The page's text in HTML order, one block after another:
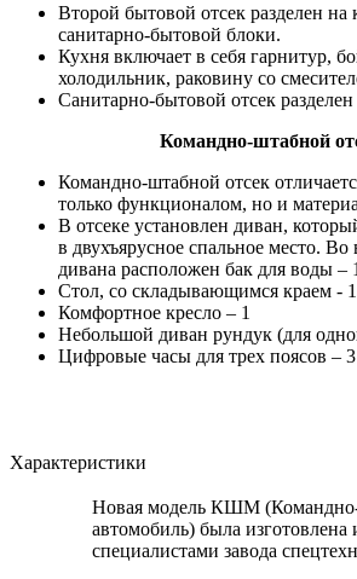
Второй бытовой отсек разделен
санитарно-бытовой блоки.
Кухня включает в себя гарнитур,
холодильник, раковину со
Санитарно-бытовой отсек
Командно-штабной
Командно-штабной отсек
только функционалом, но и
В отсеке установлен диван,
в двухъярусное спальное место.
дивана расположен бак для воды – 1
Стол, со складывающимся краем - 1
Комфортное кресло – 1
Небольшой диван рундук (для
Цифровые часы для трех поясов – 3
Характеристики
Новая модель КШМ
автомобиль) была изготовлена
специалистами завода